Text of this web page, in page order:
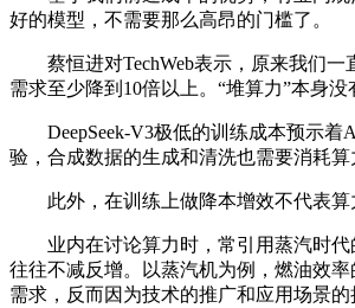
好的模型，不需要那么高昂的门槛了。
蔡恒进对TechWeb表示，原来我们一
需求至少降到10倍以上。“堆算力”本身
DeepSeek-V3极低的训练成本预示着
验，合成数据的生成和清洗也需要消耗算
此外，在训练上做降本增效不代表算
业内在讨论算力时，常引用蒸汽时代
往往不减反增。以蒸汽机为例，燃油效
需求，反而因为技术的推广和应用场景